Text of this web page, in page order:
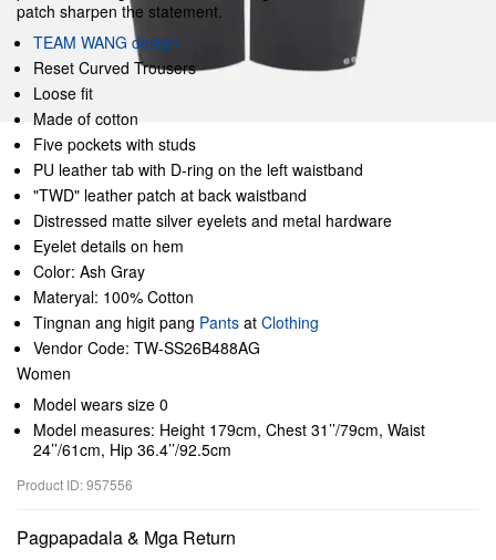
patch sharpen the statement.
TEAM WANG design
Reset Curved Trousers
Loose fit
Made of cotton
Five pockets with studs
PU leather tab with D-ring on the left waistband
"TWD" leather patch at back waistband
Distressed matte silver eyelets and metal hardware
Eyelet details on hem
Color: Ash Gray
Materyal: 100% Cotton
Tingnan ang higit pang Pants at Clothing
Vendor Code: TW-SS26B488AG
Women
Model wears size 0
Model measures: Height 179cm, Chest 31’’/79cm, Waist
24’’/61cm, Hip 36.4’’/92.5cm
Product ID: 957556
Pagpapadala & Mga Return